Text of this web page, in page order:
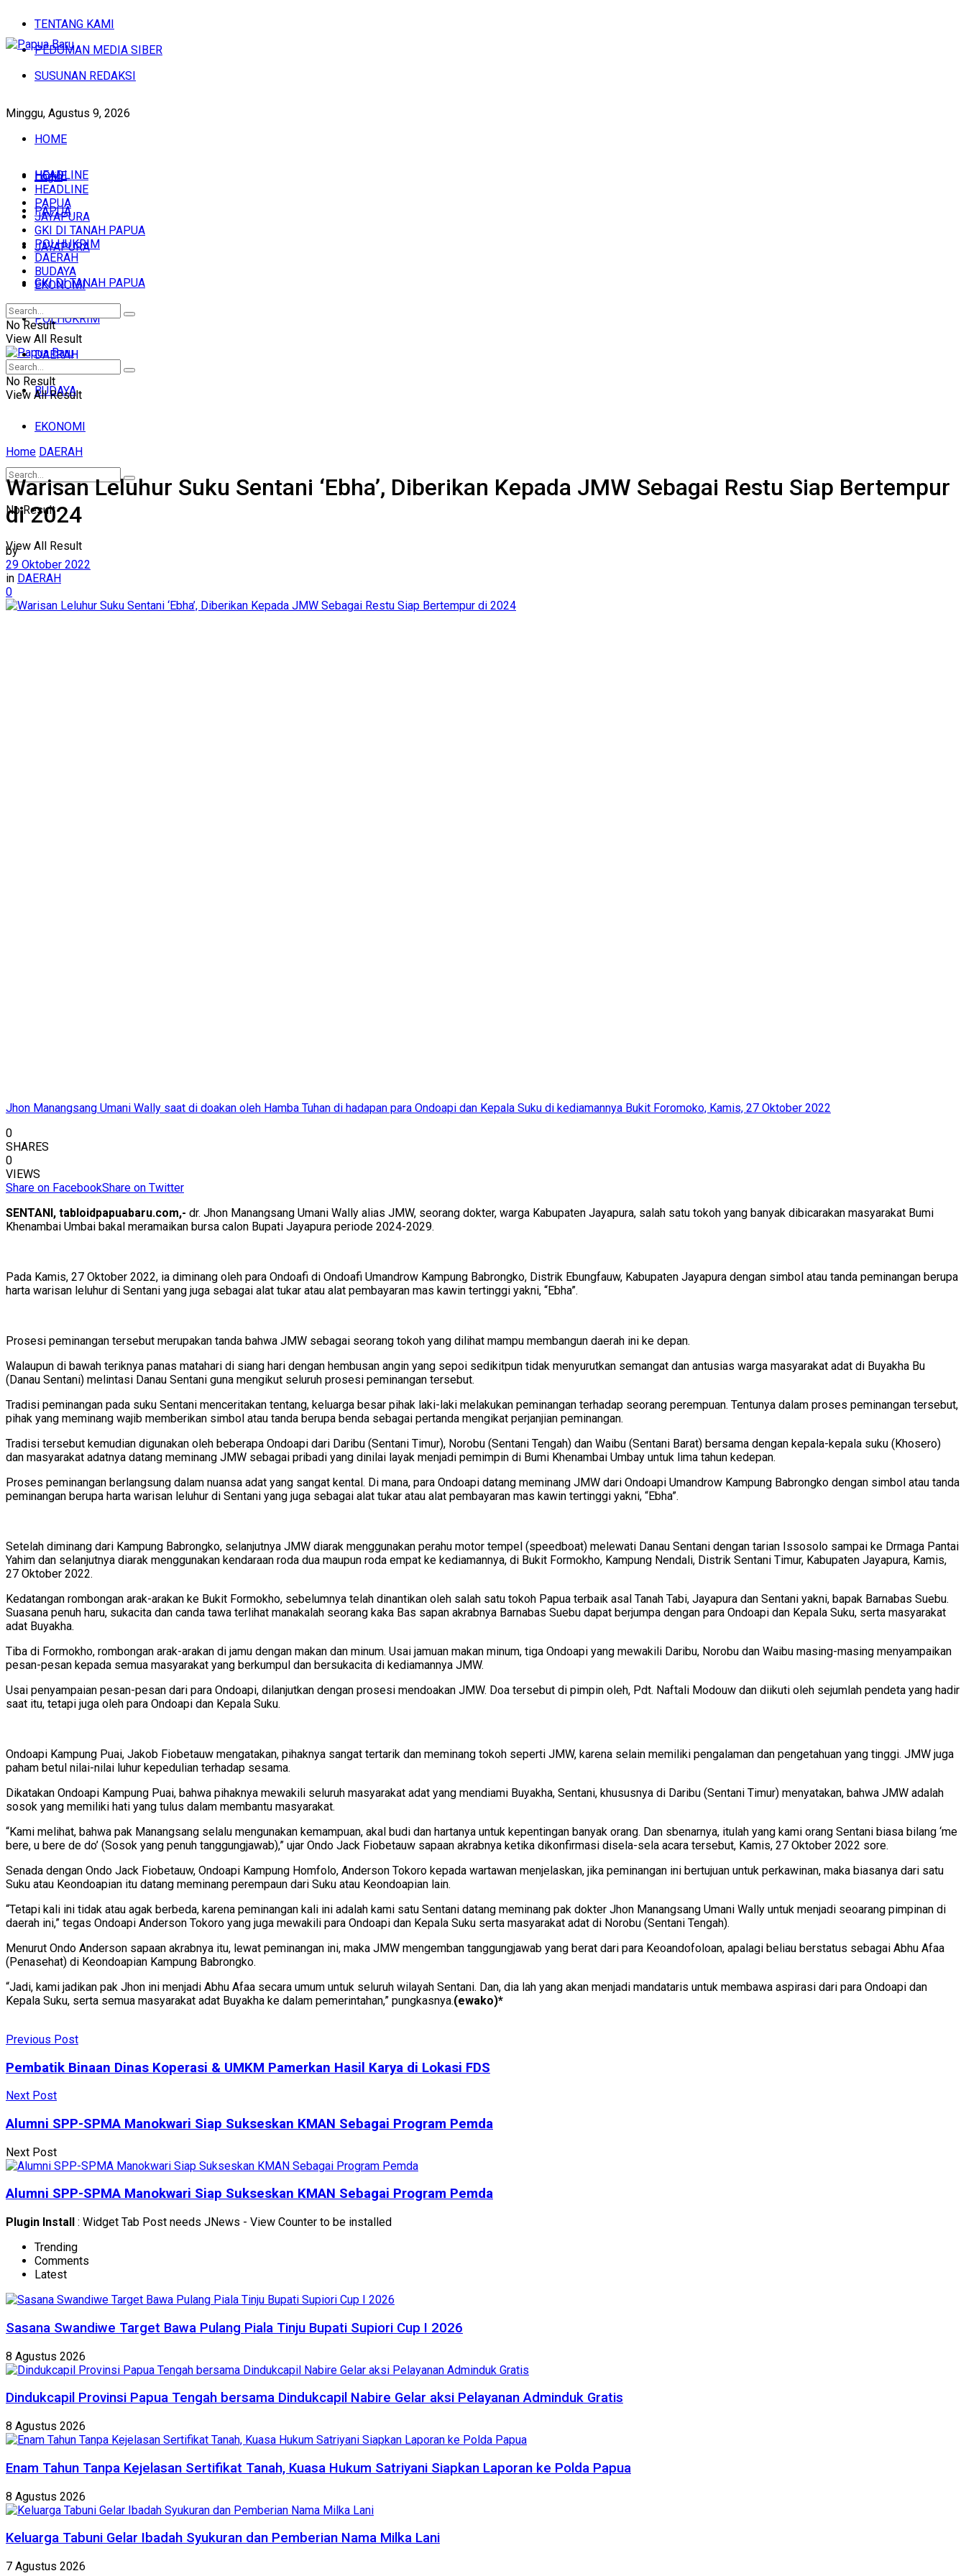
TENTANG KAMI
PEDOMAN MEDIA SIBER
SUSUNAN REDAKSI
Minggu, Agustus 9, 2026
Login
HOME
HEADLINE
PAPUA
JAYAPURA
GKI DI TANAH PAPUA
POLHUKRIM
DAERAH
BUDAYA
EKONOMI
No Result
View All Result
HOME
HEADLINE
PAPUA
JAYAPURA
GKI DI TANAH PAPUA
POLHUKRIM
DAERAH
BUDAYA
EKONOMI
No Result
View All Result
No Result
View All Result
Home DAERAH
Warisan Leluhur Suku Sentani ‘Ebha’, Diberikan Kepada JMW Sebagai Restu Siap Bertempur
di 2024
by
29 Oktober 2022
in DAERAH
0
Jhon Manangsang Umani Wally saat di doakan oleh Hamba Tuhan di hadapan para Ondoapi dan Kepala Suku di kediamannya Bukit Foromoko, Kamis, 27 Oktober 2022
0
SHARES
0
VIEWS
Share on FacebookShare on Twitter
SENTANI, tabloidpapuabaru.com,- dr. Jhon Manangsang Umani Wally alias JMW, seorang dokter, warga Kabupaten Jayapura, salah satu tokoh yang banyak dibicarakan masyarakat Bumi
Khenambai Umbai bakal meramaikan bursa calon Bupati Jayapura periode 2024-2029.
Pada Kamis, 27 Oktober 2022, ia diminang oleh para Ondoafi di Ondoafi Umandrow Kampung Babrongko, Distrik Ebungfauw, Kabupaten Jayapura dengan simbol atau tanda peminangan berupa
harta warisan leluhur di Sentani yang juga sebagai alat tukar atau alat pembayaran mas kawin tertinggi yakni, “Ebha”.
Prosesi peminangan tersebut merupakan tanda bahwa JMW sebagai seorang tokoh yang dilihat mampu membangun daerah ini ke depan.
Walaupun di bawah teriknya panas matahari di siang hari dengan hembusan angin yang sepoi sedikitpun tidak menyurutkan semangat dan antusias warga masyarakat adat di Buyakha Bu
(Danau Sentani) melintasi Danau Sentani guna mengikut seluruh prosesi peminangan tersebut.
Tradisi peminangan pada suku Sentani menceritakan tentang, keluarga besar pihak laki-laki melakukan peminangan terhadap seorang perempuan. Tentunya dalam proses peminangan tersebut,
pihak yang meminang wajib memberikan simbol atau tanda berupa benda sebagai pertanda mengikat perjanjian peminangan.
Tradisi tersebut kemudian digunakan oleh beberapa Ondoapi dari Daribu (Sentani Timur), Norobu (Sentani Tengah) dan Waibu (Sentani Barat) bersama dengan kepala-kepala suku (Khosero)
dan masyarakat adatnya datang meminang JMW sebagai pribadi yang dinilai layak menjadi pemimpin di Bumi Khenambai Umbay untuk lima tahun kedepan.
Proses peminangan berlangsung dalam nuansa adat yang sangat kental. Di mana, para Ondoapi datang meminang JMW dari Ondoapi Umandrow Kampung Babrongko dengan simbol atau tanda
peminangan berupa harta warisan leluhur di Sentani yang juga sebagai alat tukar atau alat pembayaran mas kawin tertinggi yakni, “Ebha”.
Setelah diminang dari Kampung Babrongko, selanjutnya JMW diarak menggunakan perahu motor tempel (speedboat) melewati Danau Sentani dengan tarian Issosolo sampai ke Drmaga Pantai
Yahim dan selanjutnya diarak menggunakan kendaraan roda dua maupun roda empat ke kediamannya, di Bukit Formokho, Kampung Nendali, Distrik Sentani Timur, Kabupaten Jayapura, Kamis,
27 Oktober 2022.
Kedatangan rombongan arak-arakan ke Bukit Formokho, sebelumnya telah dinantikan oleh salah satu tokoh Papua terbaik asal Tanah Tabi, Jayapura dan Sentani yakni, bapak Barnabas Suebu.
Suasana penuh haru, sukacita dan canda tawa terlihat manakalah seorang kaka Bas sapan akrabnya Barnabas Suebu dapat berjumpa dengan para Ondoapi dan Kepala Suku, serta masyarakat
adat Buyakha.
Tiba di Formokho, rombongan arak-arakan di jamu dengan makan dan minum. Usai jamuan makan minum, tiga Ondoapi yang mewakili Daribu, Norobu dan Waibu masing-masing menyampaikan
pesan-pesan kepada semua masyarakat yang berkumpul dan bersukacita di kediamannya JMW.
Usai penyampaian pesan-pesan dari para Ondoapi, dilanjutkan dengan prosesi mendoakan JMW. Doa tersebut di pimpin oleh, Pdt. Naftali Modouw dan diikuti oleh sejumlah pendeta yang hadir
saat itu, tetapi juga oleh para Ondoapi dan Kepala Suku.
Ondoapi Kampung Puai, Jakob Fiobetauw mengatakan, pihaknya sangat tertarik dan meminang tokoh seperti JMW, karena selain memiliki pengalaman dan pengetahuan yang tinggi. JMW juga
paham betul nilai-nilai luhur kepedulian terhadap sesama.
Dikatakan Ondoapi Kampung Puai, bahwa pihaknya mewakili seluruh masyarakat adat yang mendiami Buyakha, Sentani, khususnya di Daribu (Sentani Timur) menyatakan, bahwa JMW adalah
sosok yang memiliki hati yang tulus dalam membantu masyarakat.
“Kami melihat, bahwa pak Manangsang selalu mengunakan kemampuan, akal budi dan hartanya untuk kepentingan banyak orang. Dan sbenarnya, itulah yang kami orang Sentani biasa bilang ‘me
bere, u bere de do’ (Sosok yang penuh tanggungjawab),” ujar Ondo Jack Fiobetauw sapaan akrabnya ketika dikonfirmasi disela-sela acara tersebut, Kamis, 27 Oktober 2022 sore.
Senada dengan Ondo Jack Fiobetauw, Ondoapi Kampung Homfolo, Anderson Tokoro kepada wartawan menjelaskan, jika peminangan ini bertujuan untuk perkawinan, maka biasanya dari satu
Suku atau Keondoapian itu datang meminang perempaun dari Suku atau Keondoapian lain.
“Tetapi kali ini tidak atau agak berbeda, karena peminangan kali ini adalah kami satu Sentani datang meminang pak dokter Jhon Manangsang Umani Wally untuk menjadi seoarang pimpinan di
daerah ini,” tegas Ondoapi Anderson Tokoro yang juga mewakili para Ondoapi dan Kepala Suku serta masyarakat adat di Norobu (Sentani Tengah).
Menurut Ondo Anderson sapaan akrabnya itu, lewat peminangan ini, maka JMW mengemban tanggungjawab yang berat dari para Keoandofoloan, apalagi beliau berstatus sebagai Abhu Afaa
(Penasehat) di Keondoapian Kampung Babrongko.
“Jadi, kami jadikan pak Jhon ini menjadi Abhu Afaa secara umum untuk seluruh wilayah Sentani. Dan, dia lah yang akan menjadi mandataris untuk membawa aspirasi dari para Ondoapi dan
Kepala Suku, serta semua masyarakat adat Buyakha ke dalam pemerintahan,” pungkasnya.(ewako)*
Previous Post
Pembatik Binaan Dinas Koperasi & UMKM Pamerkan Hasil Karya di Lokasi FDS
Next Post
Alumni SPP-SPMA Manokwari Siap Sukseskan KMAN Sebagai Program Pemda
Next Post
Alumni SPP-SPMA Manokwari Siap Sukseskan KMAN Sebagai Program Pemda
Plugin Install
: Widget Tab Post needs JNews - View Counter to be installed
Trending
Comments
Latest
Sasana Swandiwe Target Bawa Pulang Piala Tinju Bupati Supiori Cup I 2026
8 Agustus 2026
Dindukcapil Provinsi Papua Tengah bersama Dindukcapil Nabire Gelar aksi Pelayanan Adminduk Gratis
8 Agustus 2026
Enam Tahun Tanpa Kejelasan Sertifikat Tanah, Kuasa Hukum Satriyani Siapkan Laporan ke Polda Papua
8 Agustus 2026
Keluarga Tabuni Gelar Ibadah Syukuran dan Pemberian Nama Milka Lani
7 Agustus 2026